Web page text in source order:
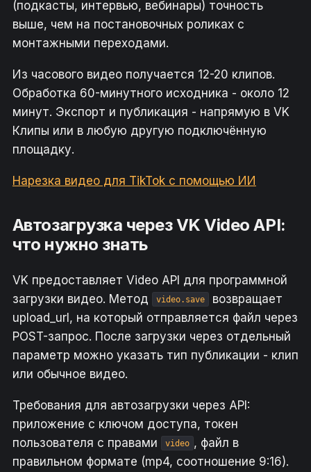
(подкасты, интервью, вебинары) точность
выше, чем на постановочных роликах с
монтажными переходами.
Из часового видео получается 12-20 клипов.
Обработка 60-минутного исходника - около 12
минут. Экспорт и публикация - напрямую в VK
Клипы или в любую другую подключённую
площадку.
Нарезка видео для TikTok с помощью ИИ
Автозагрузка через VK Video API:
что нужно знать
VK предоставляет Video API для программной
загрузки видео. Метод
video.save
возвращает
upload_url, на который отправляется файл через
POST-запрос. После загрузки через отдельный
параметр можно указать тип публикации - клип
или обычное видео.
Требования для автозагрузки через API:
приложение с ключом доступа, токен
пользователя с правами
video , файл в
правильном формате (mp4, соотношение 9:16).